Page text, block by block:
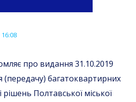
про видання 31.10.2019
(передачу) багатоквартирних
рішень Полтавської міської